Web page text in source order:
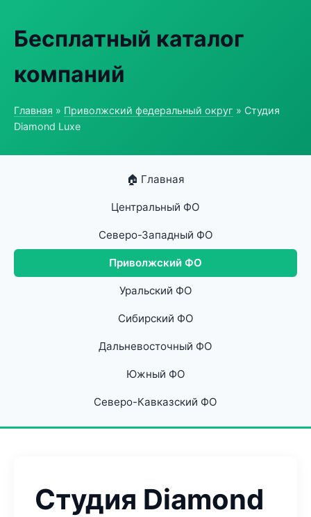
Бесплатный каталог
компаний
Главная » Приволжский федеральный округ » Студия
Diamond Luxe
🏠 Главная
Центральный ФО
Северо-Западный ФО
Приволжский ФО
Уральский ФО
Сибирский ФО
Дальневосточный ФО
Южный ФО
Северо-Кавказский ФО
Студия Diamond